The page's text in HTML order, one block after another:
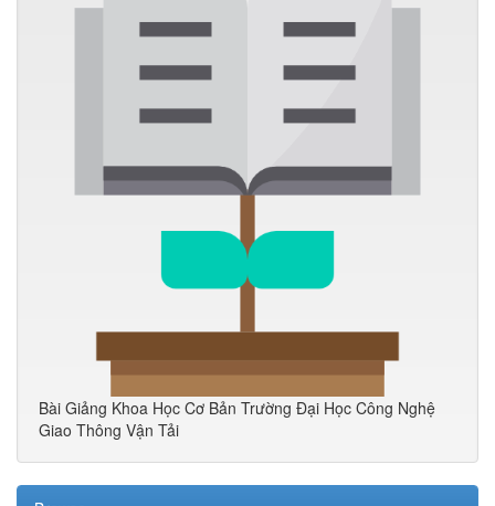
Bài Giảng Khoa Học Cơ Bản Trường Đại Học Công Nghệ
Giao Thông Vận Tải